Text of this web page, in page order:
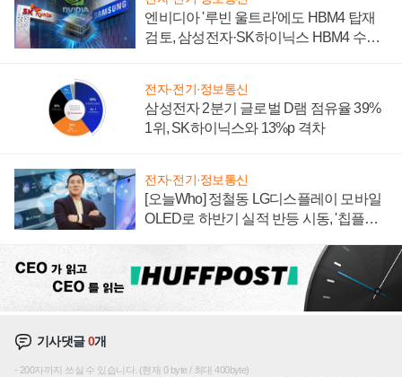
엔비디아 '루빈 울트라'에도 HBM4 탑재
검토, 삼성전자·SK하이닉스 HBM4 수율
전자·전기·정보통신
삼성전자 2분기 글로벌 D램 점유율 39%
1위, SK하이닉스와 13%p 격차
전자·전기·정보통신
[오늘Who] 정철동 LG디스플레이 모바일
OLED로 하반기 실적 반등 시동, '칩플레
기사댓글0개
200자까지 쓰실 수 있습니다. (현재 0 byte / 최대 400byte)